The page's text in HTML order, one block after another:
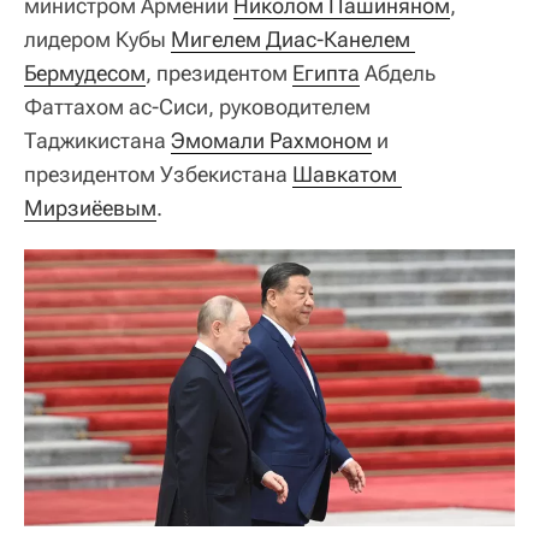
министром Армении Николом Пашиняном,
лидером Кубы Мигелем Диас-Канелем
Бермудесом, президентом Египта Абдель
Фаттахом ас-Сиси, руководителем
Таджикистана Эмомали Рахмоном и
президентом Узбекистана Шавкатом
Мирзиёевым.